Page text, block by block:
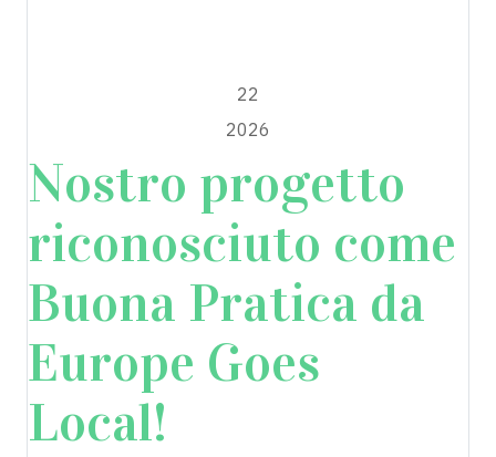
22
2026
Nostro progetto
riconosciuto come
Buona Pratica da
Europe Goes
Local!